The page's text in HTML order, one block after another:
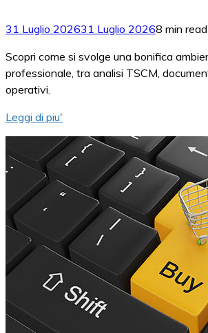
31 Luglio 202631 Luglio 20268 min read
Scopri come si svolge una bonifica
professionale, tra analisi TSCM,
operativi.
Leggi di piu'